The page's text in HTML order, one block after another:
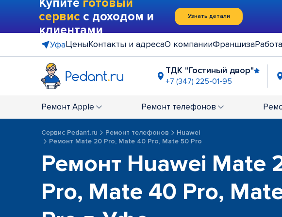
Купите готовый
сервис с доходом и
клиентами
Узнать детали
УфаЦеныКонтакты и адресаО компанииФраншиза
ТДК "Гостиный двор"
+7 (347) 225-01-95
+7 (347) 225-18-82
Ремонт Apple Ремонт телефонов
Сервис Pedant.ru Ремонт телефонов
Huawei
Ремонт Mate 20 Pro, Mate 40 Pro, Mate 50 Pro
Ремонт Huawei Mate
Pro, Mate 40 Pro,